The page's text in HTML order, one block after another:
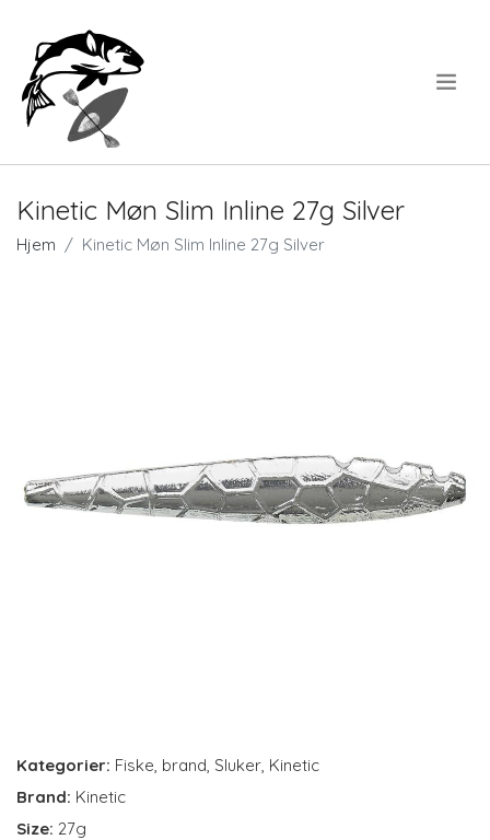
Kinetic Møn Slim Inline 27g Silver
Hjem Kinetic Møn Slim Inline 27g Silver
Kategorier: Fiske, brand, Sluker, Kinetic
Brand: Kinetic
Size: 27g